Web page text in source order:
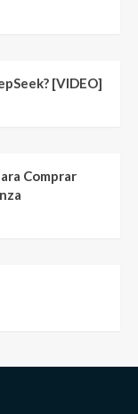
[VIDEO]
Comprar